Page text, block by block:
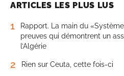
ARTICLES LES PLUS LUS
1
Rapport. La main du
preuves qui démontrent un
l’Algérie
2 Rien sur Ceuta, cette fois-ci